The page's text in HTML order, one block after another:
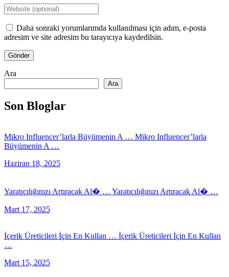
Daha sonraki yorumlarımda kullanılması için adım, e-posta
adresim ve site adresim bu tarayıcıya kaydedilsin.
Ara
Ara
Son Bloglar
Mikro Influencer’larla Büyümenin A … Mikro Influencer’larla
Büyümenin A …
Haziran 18, 2025
Yaratıcılığınızı Artıracak Al� … Yaratıcılığınızı Artıracak Al� …
Mart 17, 2025
İçerik Üreticileri İçin En Kullan … İçerik Üreticileri İçin En Kullan
…
Mart 15, 2025